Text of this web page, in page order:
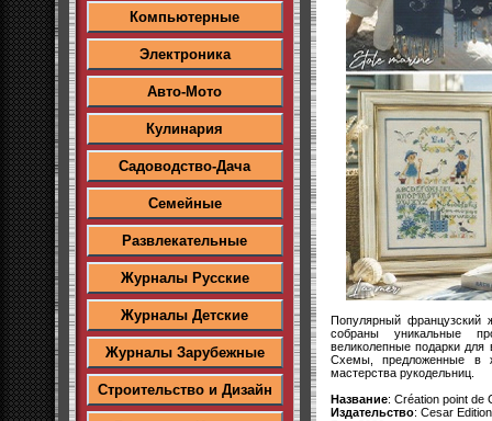
Компьютерные
Электроника
Авто-Мото
Кулинария
Садоводство-Дача
Семейные
Развлекательные
Журналы Русские
Журналы Детские
Журналы Зарубежные
Строительство и Дизайн
Популярный
собраны уникальные
великолепные подарки
Схемы, предложенные в
мастерства рукодельниц.
Название: Création point de
Издательство: Cesar